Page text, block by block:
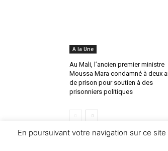
A la Une
Au Mali, l’ancien premier ministre
Moussa Mara condamné à deux
de prison pour soutien à des
prisonniers politiques
En poursuivant votre navigation sur ce